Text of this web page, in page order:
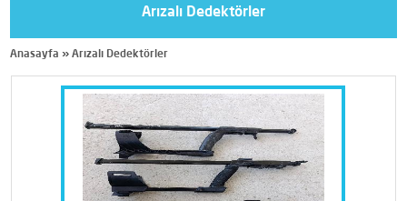
Arızalı Dedektörler
Anasayfa »Arızalı Dedektörler